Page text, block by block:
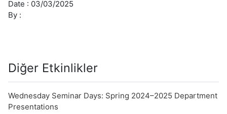
Date : 03/03/2025
By :
Diğer Etkinlikler
Wednesday Seminar Days: Spring 2024–2025 Department
Presentations